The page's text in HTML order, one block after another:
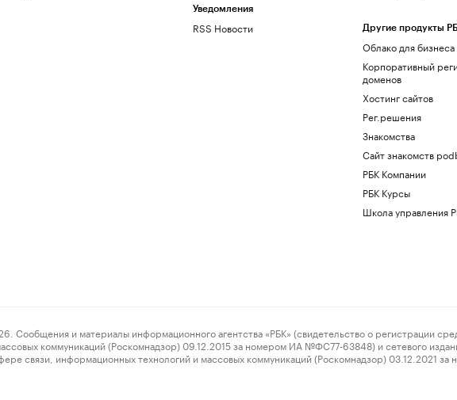
Уведомления
RSS Новости Другие продукты
Облако для бизнеса
Корпоративный
доменов
Хостинг сайтов
Рег.решения
Знакомства
Сайт знакомств
РБК Компании
РБК Курсы
Школа управления
и материалы информационного агентства «РБК» (свидетельство о регистрации
коммуникаций (Роскомнадзор) 09.12.2015 за номером ИА №ФС77-63848) и сетевого
связи, информационных технологий и массовых коммуникаций (Роскомнадзор) 03.12.2021